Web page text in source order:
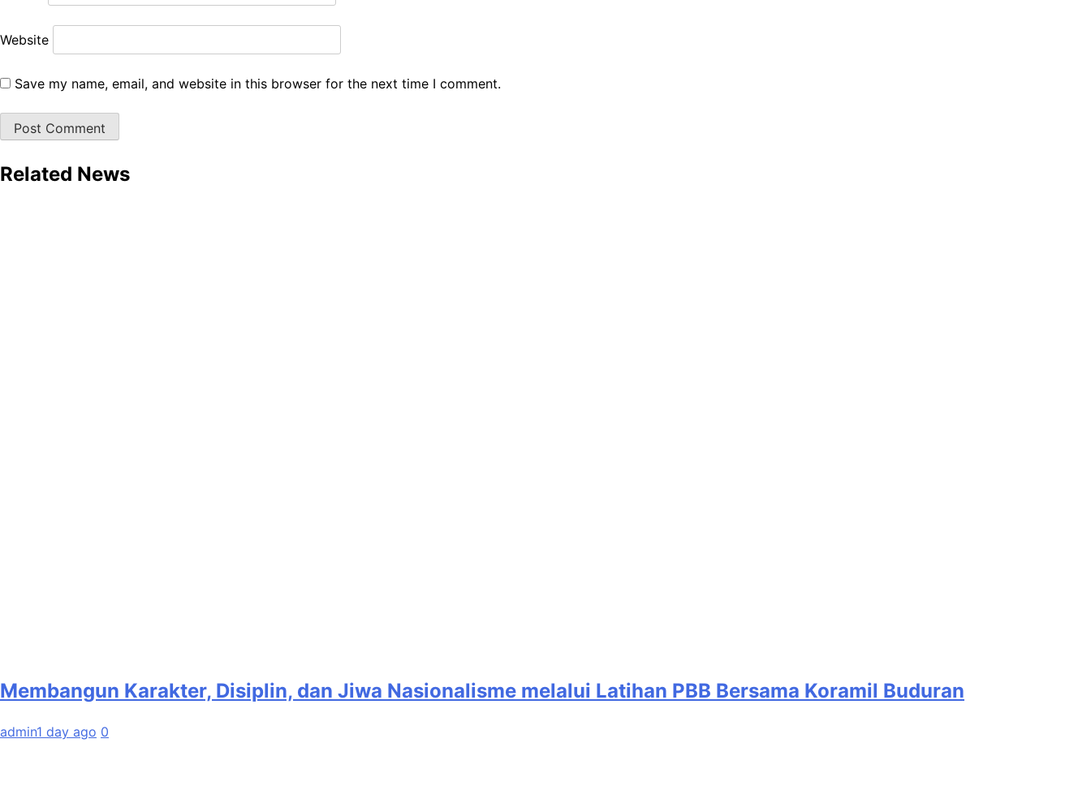
Website
Save my name, email, and website in this browser for the next time I comment.
Related News
Membangun Karakter, Disiplin, dan Jiwa Nasionalisme melalui Latihan PBB Bersama Koramil Buduran
admin1 day ago 0